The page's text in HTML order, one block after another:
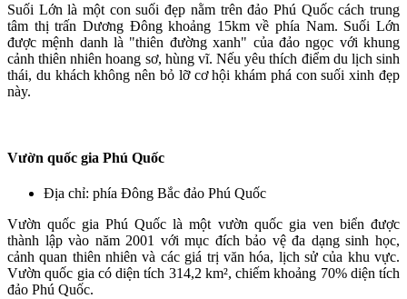
Suối Lớn là một con suối đẹp nằm trên đảo Phú Quốc cách trung
tâm thị trấn Dương Đông khoảng 15km về phía Nam. Suối Lớn
được mệnh danh là "thiên đường xanh" của đảo ngọc với khung
cảnh thiên nhiên hoang sơ, hùng vĩ. Nếu yêu thích điểm du lịch sinh
thái, du khách không nên bỏ lỡ cơ hội khám phá con suối xinh đẹp
này.
Vườn quốc gia Phú Quốc
Địa chỉ: phía Đông Bắc đảo Phú Quốc
Vườn quốc gia Phú Quốc là một vườn quốc gia ven biển được
thành lập vào năm 2001 với mục đích bảo vệ đa dạng sinh học,
cảnh quan thiên nhiên và các giá trị văn hóa, lịch sử của khu vực.
Vườn quốc gia có diện tích 314,2 km², chiếm khoảng 70% diện tích
đảo Phú Quốc.